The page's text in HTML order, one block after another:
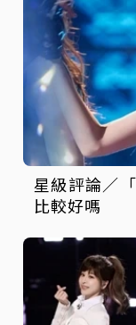
星級評論／
比較好嗎